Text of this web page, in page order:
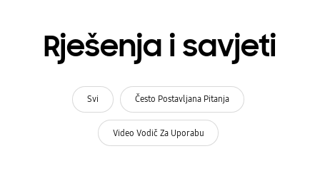
Rješenja i savjeti
Svi Često Postavljana Pitanja
Video Vodič Za Uporabu